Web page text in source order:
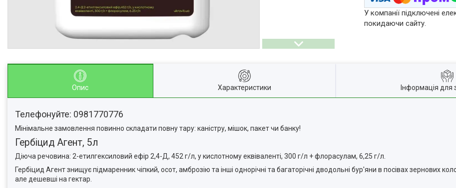
У компанії підключені
покидаючи сайту.
Опис Характеристики Інформація для
Телефонуйте: 0981770776
Мінімальне замовлення повинно складати повну тару: каністру, мішок, пакет чи банку!
Гербіцид Агент, 5л
Діюча речовина: 2-етилгексиловий ефір 2,4-Д, 452 г/л, у кислотному еквіваленті, 300 г/л + флорасулам, 6,25 г/л.
Гербіцид Агент знищує підмаренник чіпкий, осот, амброзію та інші однорічні та багаторічні дводольні бур'яни в посівах зернових
але дешевші на гектар.